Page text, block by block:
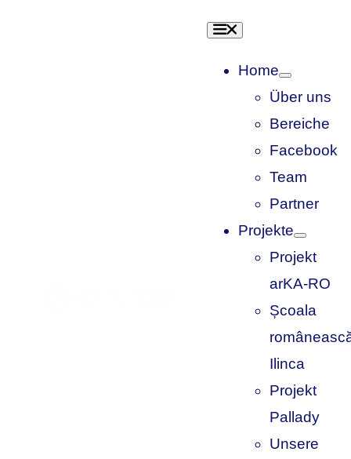
Toggle
Navigation
Home
Über uns
Bereiche
Facebook
Team
Partner
Projekte
Projekt
arKA-RO
Școala
Ilinca
Projekt
Pallady
Unsere